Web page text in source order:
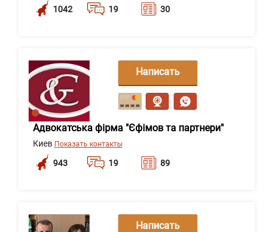
1042 19 30
Адвокатська фірма "Єфімов та партнери"
Киев Показать контакты
943 19 89
Написать
сообщение
Написать